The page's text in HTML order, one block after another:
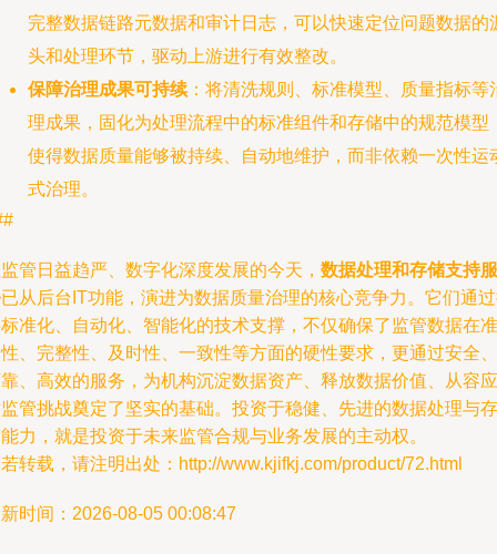
完整数据链路元数据和审计日志，可以快速定位问题数据的
头和处理环节，驱动上游进行有效整改。
保障治理成果可持续：将清洗规则、标准模型、质量指标等
理成果，固化为处理流程中的标准组件和存储中的规范模型
使得数据质量能够被持续、自动地维护，而非依赖一次性运
式治理。
管日益趋严、数字化深度发展的今天， 数据处理和存储支持服
已从后台IT功能，演进为数据质量治理的核心竞争力。它们通
准化、自动化、智能化的技术支撑，不仅确保了监管数据在准
、完整性、及时性、一致性等方面的硬性要求，更通过安全、
、高效的服务，为机构沉淀数据资产、释放数据价值、从容应
管挑战奠定了坚实的基础。投资于稳健、先进的数据处理与存
力，就是投资于未来监管合规与业务发展的主动权。
转载，请注明出处：http://www.kjifkj.com/product/72.html
时间：2026-08-05 00:08:47